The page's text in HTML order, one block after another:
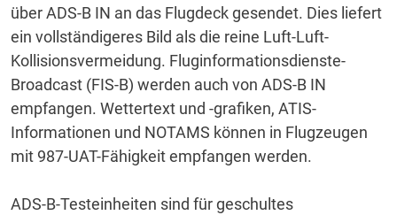
über ADS-B IN an das Flugdeck gesendet. Dies liefert
ein vollständigeres Bild als die reine Luft-Luft-
Kollisionsvermeidung. Fluginformationsdienste-
Broadcast (FIS-B) werden auch von ADS-B IN
empfangen. Wettertext und -grafiken, ATIS-
Informationen und NOTAMS können in Flugzeugen
mit 987-UAT-Fähigkeit empfangen werden.
ADS-B-Testeinheiten sind für geschultes